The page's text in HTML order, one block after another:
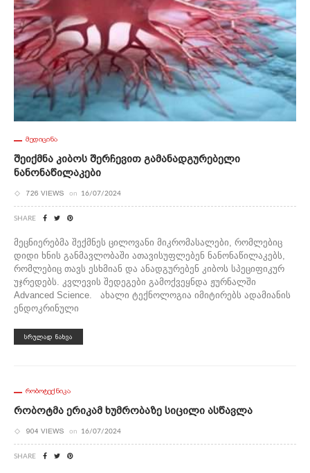
ᲛᲔᲓᲘᲪᲘᲜᲐ
Შეიქმნა Კიბოს Შერჩევით Გამანადგურებელი
Ნანონაწილაკები
726 VIEWS on 16/07/2024
SHARE
მეცნიერებმა შექმნეს ცილოვანი მიკრომასალები, რომლებიც
დიდი ხნის განმავლობაში ათავისუფლებენ ნანონაწილაკებს,
რომლებიც თავს ესხმიან და ანადგურებენ კიბოს სპეციფიკურ
უჯრედებს. კვლევის შედეგები გამოქვეყნდა ჟურნალში
Advanced Science. ახალი ტექნოლოგია იმიტირებს ადამიანის
ენდოკრინული
ᲡᲠᲣᲚᲐᲓ ᲜᲐᲮᲕᲐ
ᲠᲝᲑᲝᲢᲔᲥᲜᲘᲙᲐ
Რობოტმა Ერიკამ Ხუმრობაზე Სიცილი Ასწავლა
904 VIEWS on 16/07/2024
SHARE